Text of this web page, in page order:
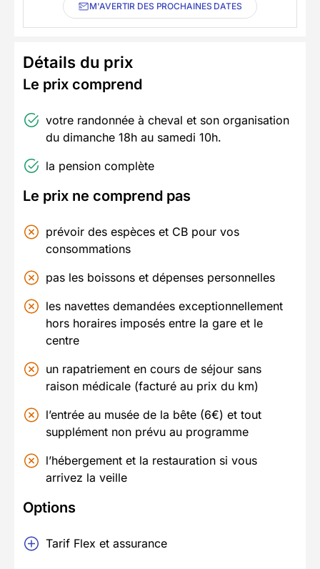
M'AVERTIR DES PROCHAINES DATES
Détails du prix
Le prix comprend
votre randonnée à cheval et son organisation
du dimanche 18h au samedi 10h.
la pension complète
Le prix ne comprend pas
prévoir des espèces et CB pour vos
consommations
pas les boissons et dépenses personnelles
les navettes demandées exceptionnellement
hors horaires imposés entre la gare et le
centre
un rapatriement en cours de séjour sans
raison médicale (facturé au prix du km)
l’entrée au musée de la bête (6€) et tout
supplément non prévu au programme
l’hébergement et la restauration si vous
arrivez la veille
Options
Tarif Flex et assurance